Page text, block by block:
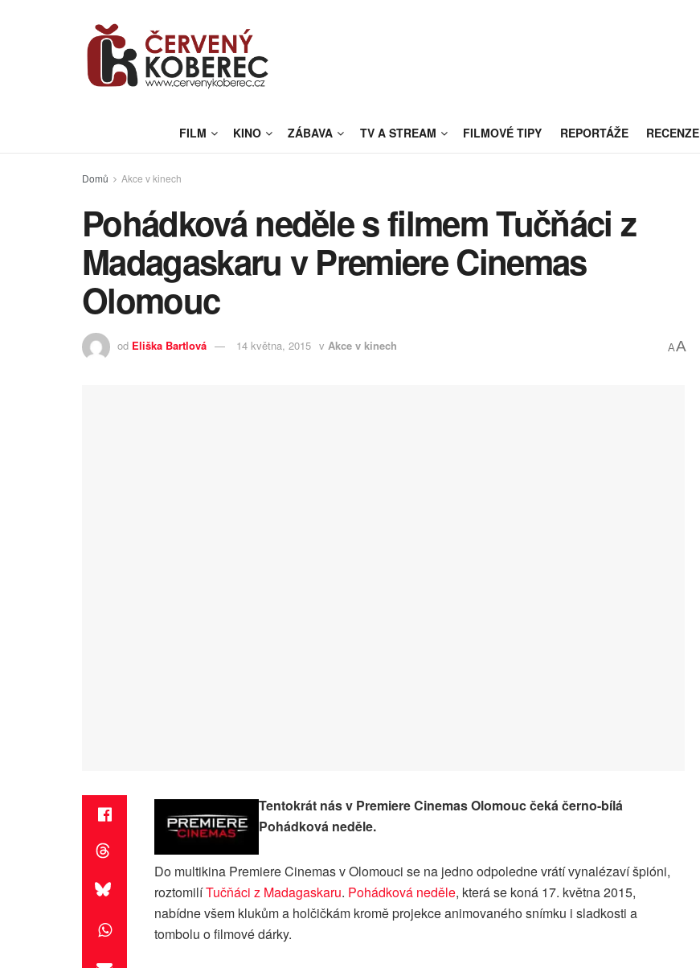
FILM KINO ZÁBAVA TV A STREAM FILMOVÉ TIPY REPORTÁŽE RECENZE
Domů Akce v kinech
Pohádková neděle s filmem Tučňáci z
Madagaskaru v Premiere Cinemas
Olomouc
od Eliška Bartlová 14 května, 2015 v Akce v kinech AA
Tentokrát nás v Premiere Cinemas Olomouc čeká černo-bílá
Pohádková neděle.
Do multikina Premiere Cinemas v Olomouci se na jedno odpoledne vrátí vynalézaví špióni,
roztomilíTučňáci z Madagaskaru. Pohádková neděle, která se koná 17. května 2015,
nabídne všem klukům a holčičkám kromě projekce animovaného snímku i sladkosti a
tombolu o filmové dárky.